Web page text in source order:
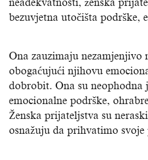
neadekvatnosti, ženska
bezuvjetna utočišta podrške,
Ona zauzimaju nezamjenjivo
obogaćujući njihovu
dobrobit. Ona su neophodna
emocionalne podrške,
Ženska prijateljstva su
osnažuju da prihvatimo svoje